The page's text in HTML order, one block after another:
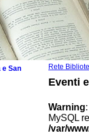
Rete
Eventi
Warning
MySQL
/var/
e San